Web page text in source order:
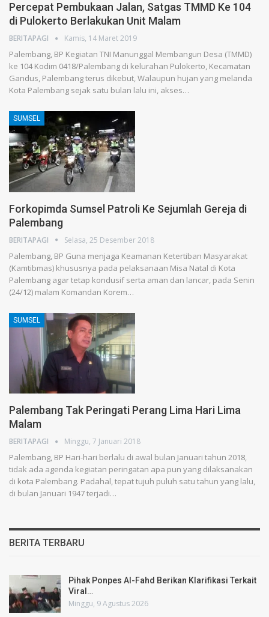
Percepat Pembukaan Jalan, Satgas TMMD Ke 104
di Pulokerto Berlakukan Unit Malam
BERITAPAGI Kamis, 14 Maret 2019
Palembang, BP Kegiatan TNI Manunggal Membangun Desa (TMMD)
ke 104 Kodim 0418/Palembang di kelurahan Pulokerto, Kecamatan
Gandus, Palembang terus dikebut, Walaupun hujan yang melanda
Kota Palembang sejak satu bulan lalu ini, akses…
SUMSEL
Forkopimda Sumsel Patroli Ke Sejumlah Gereja di
Palembang
BERITAPAGI Selasa, 25 Desember 2018
Palembang, BP Guna menjaga Keamanan Ketertiban Masyarakat
(Kamtibmas) khususnya pada pelaksanaan Misa Natal di Kota
Palembang agar tetap kondusif serta aman dan lancar, pada Senin
(24/12) malam Komandan Korem…
SUMSEL
Palembang Tak Peringati Perang Lima Hari Lima
Malam
BERITAPAGI Minggu, 7 Januari 2018
Palembang, BP Hari-hari berlalu di awal bulan Januari tahun 2018,
tidak ada agenda kegiatan peringatan apa pun yang dilaksanakan
di kota Palembang. Padahal, tepat tujuh puluh satu tahun yang lalu,
di bulan Januari 1947 terjadi…
BERITA TERBARU
Pihak Ponpes Al-Fahd Berikan Klarifikasi Terkait
Viral…
Minggu, 9 Agustus 2026